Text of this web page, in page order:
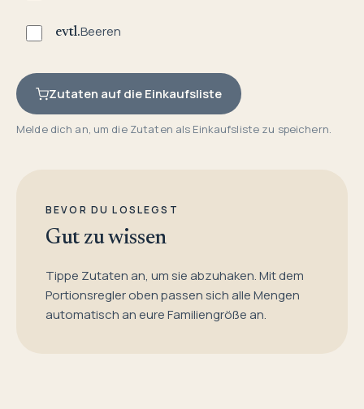
evtl.Beeren
Zutaten auf die Einkaufsliste
Melde dich an, um die Zutaten als Einkaufsliste zu speichern.
BEVOR DU LOSLEGST
Gut zu wissen
Tippe Zutaten an, um sie abzuhaken. Mit dem
Portionsregler oben passen sich alle Mengen
automatisch an eure Familiengröße an.